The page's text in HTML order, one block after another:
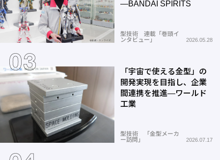
―BANDAI SPIRITS
型技術 連載「巻頭イ
ンタビュー」
2026.05.28
「宇宙で使える金型」の
開発実現を目指し、企業
間連携を推進―ワールド
工業
型技術 「金型メーカ
ー訪問」
2026.07.17